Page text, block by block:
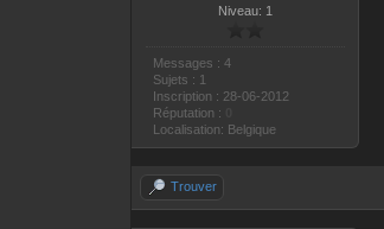
Niveau: 1
Messages : 4
Sujets : 1
Inscription : 28-06-2012
Réputation :
Localisation: Belgique
Trouver